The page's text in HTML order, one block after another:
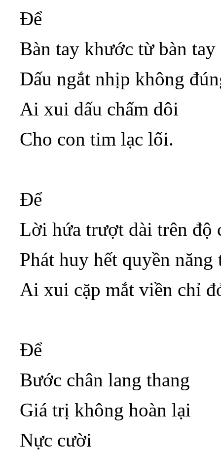
Để
Bàn tay khước từ bàn tay
Dấu ngắt nhịp không
Ai xui dấu chấm dôi
Cho con tim lạc lối.
Để
Lời hứa trượt dài trên độ
Phát huy hết quyền năng
Ai xui cặp mắt viền chỉ
Để
Bước chân lang thang
Giá trị không hoàn lại
Nực cười